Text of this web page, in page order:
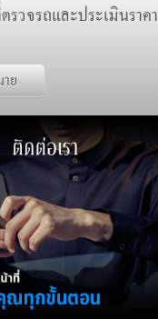
รวจรถและประเมินราคา
ย